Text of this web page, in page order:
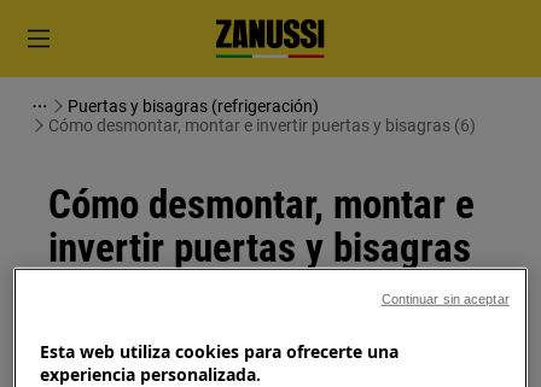
Puertas y bisagras (refrigeración)
Cómo desmontar, montar e invertir puertas y bisagras (6)
Cómo desmontar, montar e
invertir puertas y bisagras
Solución
Esta web utiliza cookies para ofrecerte una
experiencia personalizada.
Continuar sin aceptar